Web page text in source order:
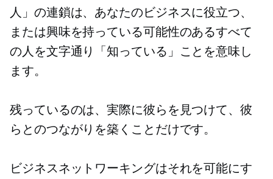
人」の連鎖は、あなたのビジネスに役立つ、
または興味を持っている可能性のあるすべて
の人を文字通り「知っている」ことを意味し
ます。
残っているのは、実際に彼らを見つけて、彼
らとのつながりを築くことだけです。
ビジネスネットワーキングはそれを可能にす